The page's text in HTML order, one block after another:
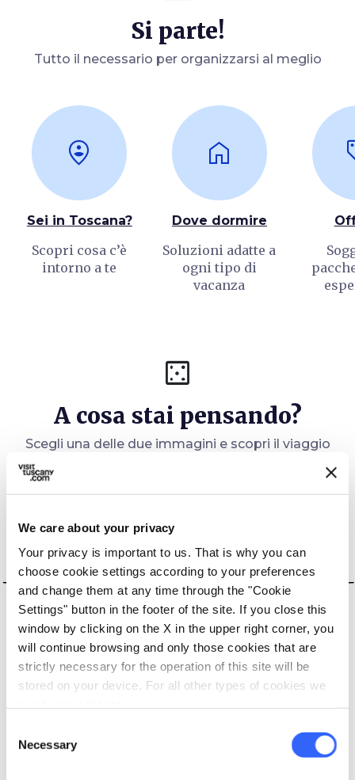
We care about your privacy
Your privacy is important to us. That is why you can
choose cookie settings according to your preferences
and change them at any time through the "Cookie
Settings" button in the footer of the site. If you close this
window by clicking on the X in the upper right corner, you
will continue browsing and only those cookies that are
strictly necessary for the operation of this site will be
stored on your device. For all other types of cookies we
Selection
Necessary
Si parte!
Tutto il necessario per organizzarsi al meglio
person_pin_circle
Sei in Toscana?
Scopri cosa c’è
intorno a te
home
Dove dormire
Soluzioni adatte a
ogni tipo di
vacanza
casino
A cosa stai pensando?
Scegli una delle due immagini e scopri il viaggio
Fare il pieno
movimento
Rigenerarmi
e ricaricarmi
question_mark question_mark question_mark question_mark question_mark